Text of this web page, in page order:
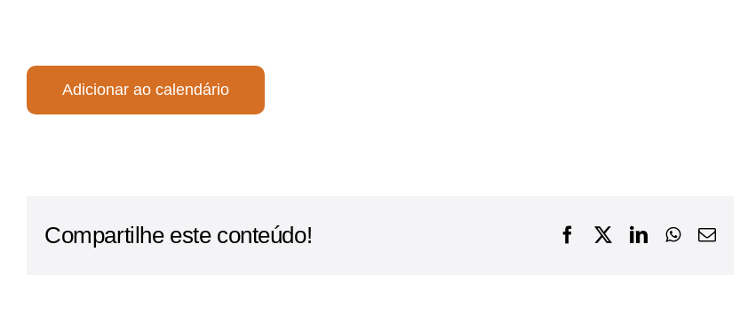
Adicionar ao calendário
Compartilhe este conteúdo! FacebookLinkedInWhatsApp
E-